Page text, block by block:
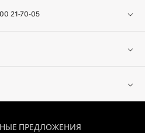
21-70-05
ПРЕДЛОЖЕНИЯ